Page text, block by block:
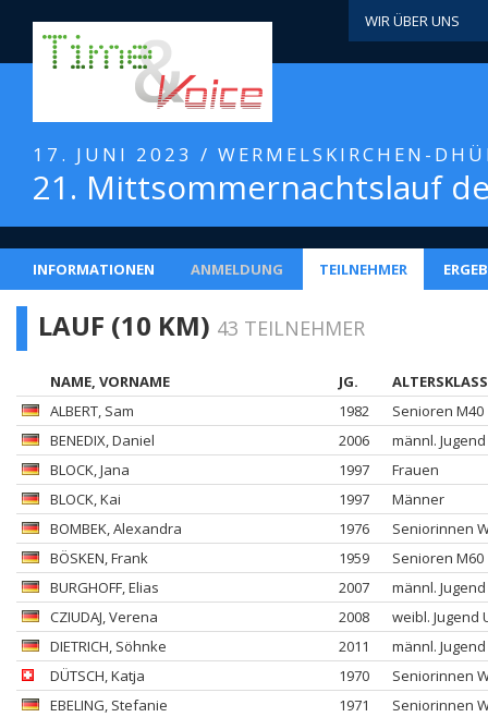
WIR ÜBER UNS
17. JUNI 2023 / WERMELSKIRCHEN-
21. Mittsommernachtslauf
INFORMATIONEN ANMELDUNG TEILNEHMER
LAUF (10 KM) 43 TEILNEHMER
NAME, VORNAME JG.
ALBERT, Sam 1982
Senioren M40
BENEDIX, Daniel 2006
männl.
BLOCK, Jana 1997
Frauen
BLOCK, Kai 1997
Männer
BOMBEK, Alexandra 1976
Seniorinnen
BÖSKEN, Frank 1959
Senioren M60
BURGHOFF, Elias 2007
männl.
CZIUDAJ, Verena 2008
weibl. Jugend
DIETRICH, Söhnke 2011
männl.
DÜTSCH, Katja 1970
Seniorinnen
EBELING, Stefanie 1971
Seniorinnen